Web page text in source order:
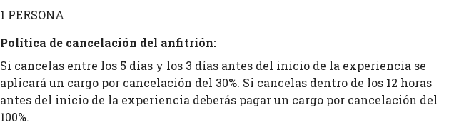
1 PERSONA
Política de cancelación del anfitrión:
Si cancelas entre los 5 días y los 3 días antes del inicio de la experiencia se
aplicará un cargo por cancelación del 30%. Si cancelas dentro de los 12 horas
antes del inicio de la experiencia deberás pagar un cargo por cancelación del
100%.